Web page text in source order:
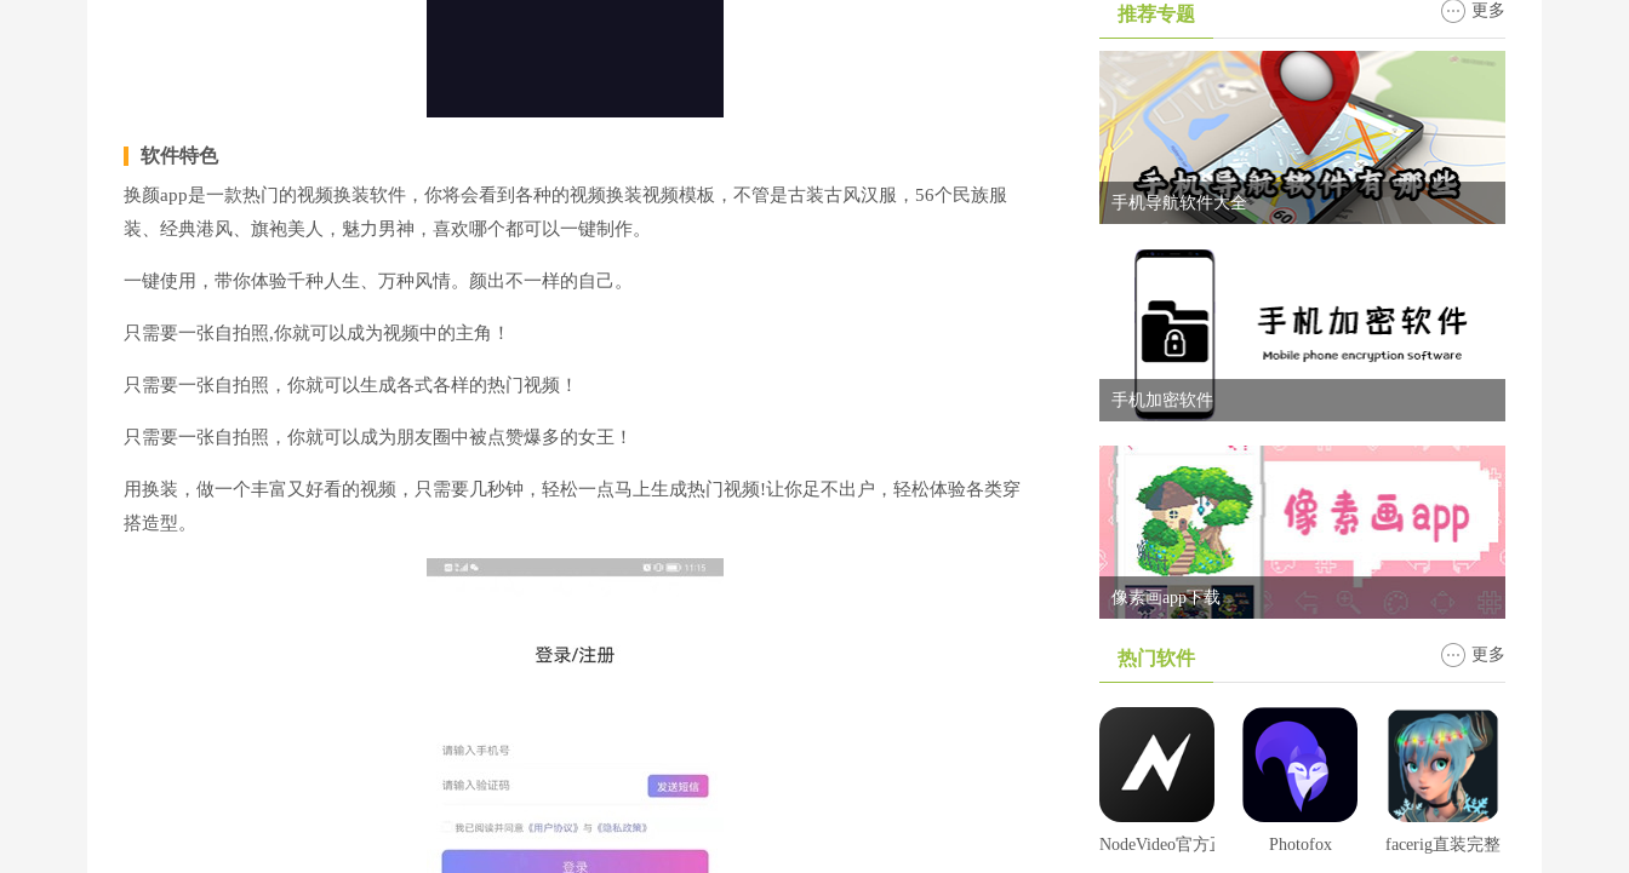
软件特色
换颜app是一款热门的视频换装软件，你将会看到各种的视频换装视频模板，不管是古装古风汉服，56个民族服
装、经典港风、旗袍美人，魅力男神，喜欢哪个都可以一键制作。
一键使用，带你体验千种人生、万种风情。颜出不一样的自己。
只需要一张自拍照,你就可以成为视频中的主角！
只需要一张自拍照，你就可以生成各式各样的热门视频！
只需要一张自拍照，你就可以成为朋友圈中被点赞爆多的女王！
用换装，做一个丰富又好看的视频，只需要几秒钟，轻松一点马上生成热门视频!让你足不出户，轻松体验各类穿
搭造型。
推荐专题 更多
手机导航软件大全
手机加密软件
像素画app下载
热门软件 更多
NodeVideo官方正版 Photofox facerig直装完整版